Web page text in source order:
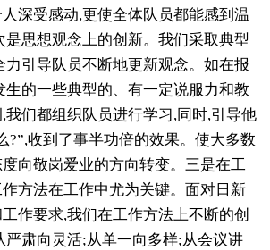
深受感动,更使全体队员都能感到温
是思想观念上的创新。我们采取典型
力引导队员不断地更新观念。如在报
生的一些典型的、有一定说服力和教
我们都组织队员进行学习,同时,引导他
?”,收到了事半功倍的效果。使大多数
向敬岗爱业的方向转变。三是在工
方法在工作中尤为关键。面对日新
作要求,我们在工作方法上不断的创
严肃向灵活;从单一向多样;从会议讲